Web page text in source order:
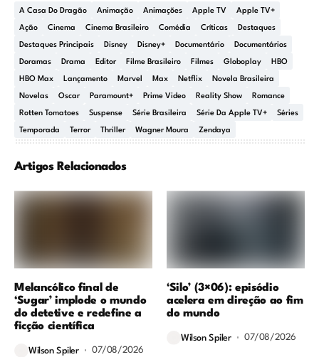
A Casa Do Dragão Animação Animações Apple TV Apple TV+
Ação Cinema Cinema Brasileiro Comédia Críticas Destaques
Destaques Principais Disney Disney+ Documentário Documentários
Doramas Drama Editor Filme Brasileiro Filmes Globoplay HBO
HBO Max Lançamento Marvel Max Netflix Novela Brasileira
Novelas Oscar Paramount+ Prime Video Reality Show Romance
Rotten Tomatoes Suspense Série Brasileira Série Da Apple TV+ Séries
Temporada Terror Thriller Wagner Moura Zendaya
Artigos Relacionados
Melancólico final de
‘Sugar’ implode o mundo
do detetive e redefine a
ficção científica
Wilson Spiler 07/08/2026
‘Silo’ (3×06): episódio
acelera em direção ao fim
do mundo
Wilson Spiler 07/08/2026